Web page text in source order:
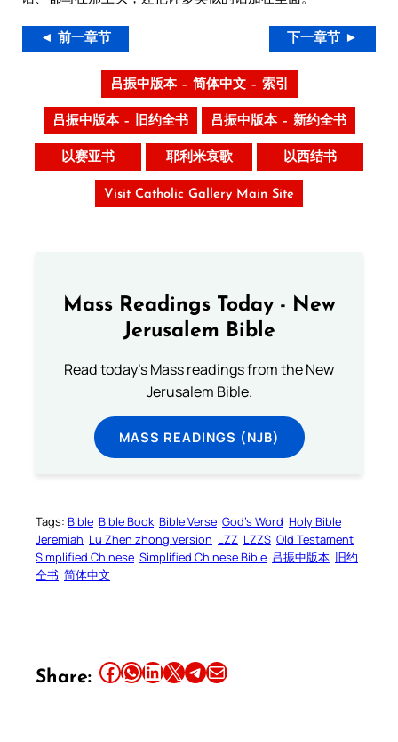
◄ 前一章节 下一章节 ►
吕振中版本 – 简体中文 – 索引
吕振中版本 – 旧约全书 吕振中版本 – 新约全书
以赛亚书 耶利米哀歌 以西结书
Visit Catholic Gallery Main Site
Mass Readings Today - New
Jerusalem Bible
Read today's Mass readings from the New
Jerusalem Bible.
MASS READINGS (NJB)
Tags: Bible Bible Book Bible Verse God’s Word Holy Bible
Jeremiah Lu Zhen zhong version LZZ LZZS Old Testament
Simplified Chinese Simplified Chinese Bible 吕振中版本 旧约
全书 简体中文
Share: Share this article on Facebook Share this article on WhatsApp Share this article on LinkedIn Share this article on X Share this article on TelegramEmail this Article